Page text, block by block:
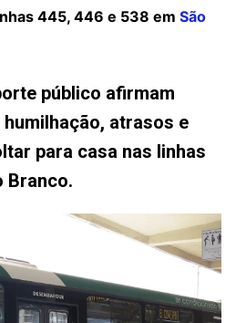
445, 446 e 538 em São
público afirmam
atrasos e
para casa nas linhas
Branco.